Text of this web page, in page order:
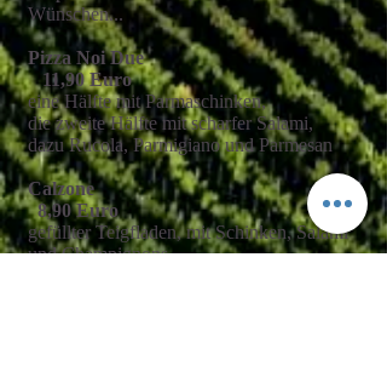
Wünschen...
Pizza Noi Due
11,90 Euro
eine Hälfte mit Parmaschinken,
die zweite Hälfte mit scharfer Salami,
dazu Rucola, Parmigiano und Parmesan
Calzone
8,90 Euro
gefüllter Teigfladen, mit Schinken, Salami
und Champignons